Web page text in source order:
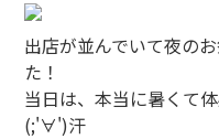
出店が並んでいて夜の
た！
当日は、本当に暑くて
(;'∀')汗